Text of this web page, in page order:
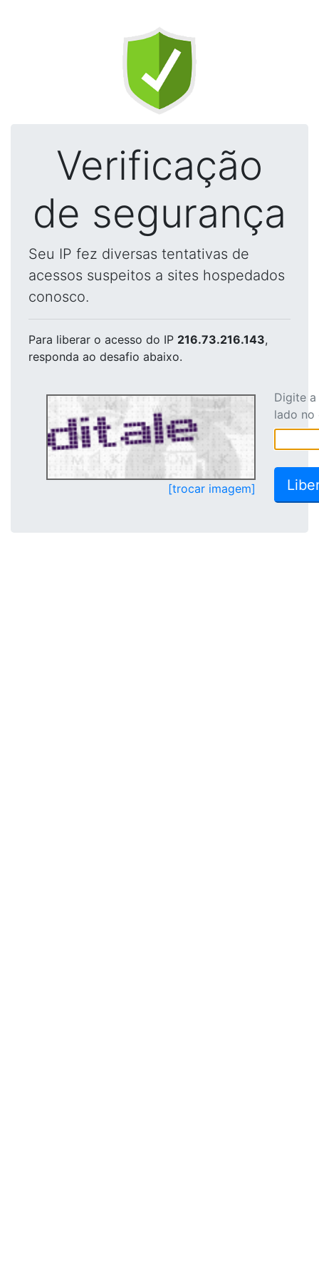
Verificação
de segurança
Seu IP fez diversas tentativas de
acessos suspeitos a sites hospedados
conosco.
Para liberar o acesso do IP 216.73.216.143,
responda ao desafio abaixo.
[trocar imagem]
Digite
lado no